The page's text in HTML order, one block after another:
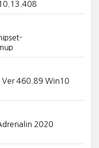
Ver 460.89 Win10
2020